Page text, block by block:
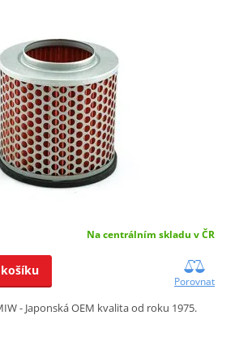
Na centrálním skladu v ČR
košíku
Porovnat
- Japonská OEM kvalita od roku 1975.